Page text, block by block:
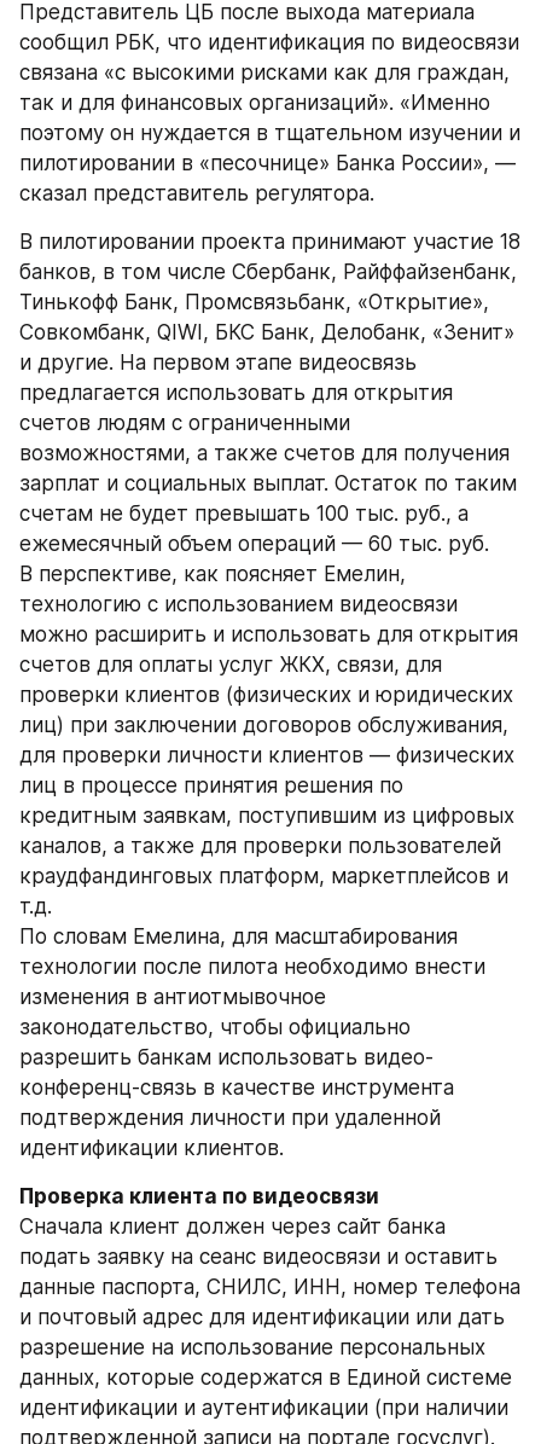
Представитель ЦБ после выхода материала
сообщил РБК, что идентификация по видеосвязи
связана «с высокими рисками как для граждан,
так и для финансовых организаций». «Именно
поэтому он нуждается в тщательном изучении и
пилотировании в «песочнице» Банка России», —
сказал представитель регулятора.
В пилотировании проекта принимают участие 18
банков, в том числе Сбербанк, Райффайзенбанк,
Тинькофф Банк, Промсвязьбанк, «Открытие»,
Совкомбанк, QIWI, БКС Банк, Делобанк, «Зенит»
и другие. На первом этапе видеосвязь
предлагается использовать для открытия
счетов людям с ограниченными
возможностями, а также счетов для получения
зарплат и социальных выплат. Остаток по таким
счетам не будет превышать 100 тыс. руб., а
ежемесячный объем операций — 60 тыс. руб.
В перспективе, как поясняет Емелин,
технологию с использованием видеосвязи
можно расширить и использовать для открытия
счетов для оплаты услуг ЖКХ, связи, для
проверки клиентов (физических и юридических
лиц) при заключении договоров обслуживания,
для проверки личности клиентов — физических
лиц в процессе принятия решения по
кредитным заявкам, поступившим из цифровых
каналов, а также для проверки пользователей
краудфандинговых платформ, маркетплейсов и
т.д.
По словам Емелина, для масштабирования
технологии после пилота необходимо внести
изменения в антиотмывочное
законодательство, чтобы официально
разрешить банкам использовать видео-
конференц-связь в качестве инструмента
подтверждения личности при удаленной
идентификации клиентов.
Проверка клиента по видеосвязи
Сначала клиент должен через сайт банка
подать заявку на сеанс видеосвязи и оставить
данные паспорта, СНИЛС, ИНН, номер телефона
и почтовый адрес для идентификации или дать
разрешение на использование персональных
данных, которые содержатся в Единой системе
идентификации и аутентификации (при наличии
подтвержденной записи на портале госуслуг).